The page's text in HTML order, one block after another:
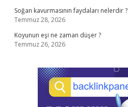
Soğan kavurmasının faydaları nelerdir ?
Temmuz 28, 2026
Koyunun eşi ne zaman düşer ?
Temmuz 26, 2026